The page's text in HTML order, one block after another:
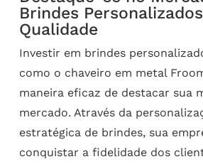
Brindes
Qualidade
Investir em brindes
como o chaveiro em metal
maneira eficaz de destacar sua
mercado. Através da
estratégica de brindes, sua
conquistar a fidelidade dos